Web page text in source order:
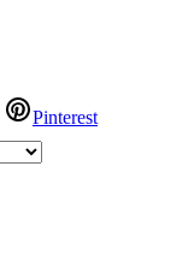
Pinterest